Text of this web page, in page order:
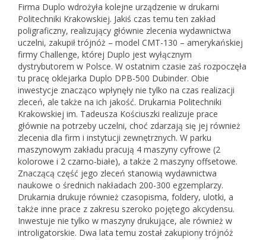
Firma Duplo wdrożyła kolejne urządzenie w drukarni
Politechniki Krakowskiej. Jakiś czas temu ten zakład
poligraficzny, realizujący głównie zlecenia wydawnictwa
uczelni, zakupił trójnóż – model CMT-130 – amerykańskiej
firmy Challenge, której Duplo jest wyłącznym
dystrybutorem w Polsce. W ostatnim czasie zaś rozpoczęła
tu pracę oklejarka Duplo DPB-500 Dubinder. Obie
inwestycje znacząco wpłynęły nie tylko na czas realizacji
zleceń, ale także na ich jakość. Drukarnia Politechniki
Krakowskiej im. Tadeusza Kościuszki realizuje prace
głównie na potrzeby uczelni, choć zdarzają się jej również
zlecenia dla firm i instytucji zewnętrznych. W parku
maszynowym zakładu pracują 4 maszyny cyfrowe (2
kolorowe i 2 czarno-białe), a także 2 maszyny offsetowe.
Znaczącą część jego zleceń stanowią wydawnictwa
naukowe o średnich nakładach 200-300 egzemplarzy.
Drukarnia drukuje również czasopisma, foldery, ulotki, a
także inne prace z zakresu szeroko pojętego akcydensu.
Inwestuje nie tylko w maszyny drukujące, ale również w
introligatorskie. Dwa lata temu został zakupiony trójnóż